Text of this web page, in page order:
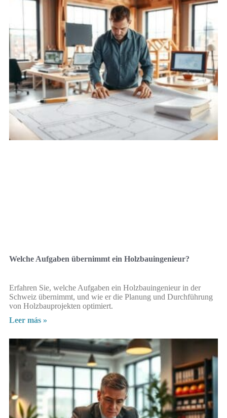
Welche Aufgaben übernimmt ein Holzbauingenieur?
Erfahren Sie, welche Aufgaben ein Holzbauingenieur in der
Schweiz übernimmt, und wie er die Planung und Durchführung
von Holzbauprojekten optimiert.
Leer más »